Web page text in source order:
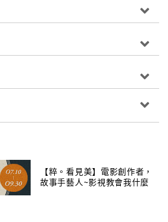
【粹。看見美】電影創作者，
故事手藝人~影視教會我什麼